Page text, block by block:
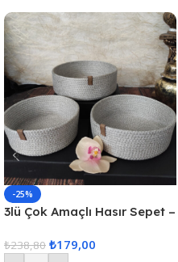
-25%
3lü Çok Amaçlı Hasır Sepet –
₺238,80 ₺179,00